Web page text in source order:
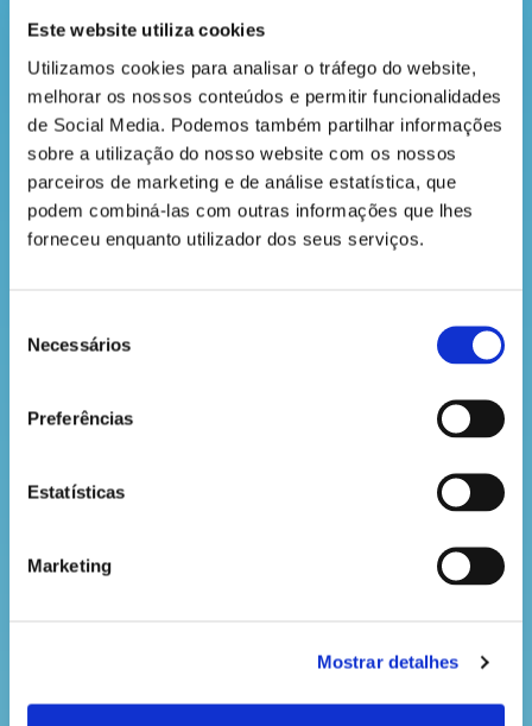
Este website utiliza cookies
Utilizamos cookies para analisar o tráfego do website,
melhorar os nossos conteúdos e permitir funcionalidades
de Social Media. Podemos também partilhar informações
sobre a utilização do nosso website com os nossos
parceiros de marketing e de análise estatística, que
podem combiná-las com outras informações que lhes
forneceu enquanto utilizador dos seus serviços.
Necessários
Preferências
Estatísticas
Marketing
Mostrar detalhes
E tu, já sabes o que queres ser quando cresceres?